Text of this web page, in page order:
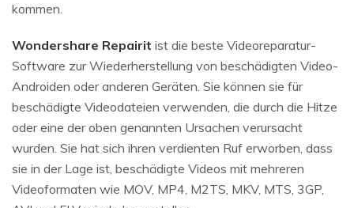
kommen.
Wondershare Repairit ist die beste Videoreparatur-
Software zur Wiederherstellung von beschädigten Video-
Androiden oder anderen Geräten. Sie können sie für
beschädigte Videodateien verwenden, die durch die Hitze
oder eine der oben genannten Ursachen verursacht
wurden. Sie hat sich ihren verdienten Ruf erworben, dass
sie in der Lage ist, beschädigte Videos mit mehreren
Videoformaten wie MOV, MP4, M2TS, MKV, MTS, 3GP,